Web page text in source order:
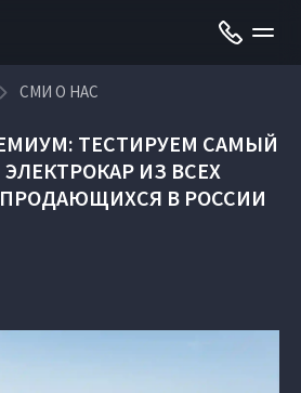
СМИ О НАС
ТЕСТИРУЕМ САМЫЙ
ИЗ ВСЕХ
В РОССИИ